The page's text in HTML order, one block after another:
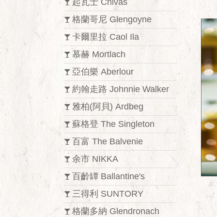
起瓦士 Chivas
格蘭哥尼 Glengoyne
卡爾里拉 Caol Ila
慕赫 Mortlach
亞伯樂 Aberlour
約翰走路 Johnnie Walker
雅柏(阿貝) Ardbeg
蘇格登 The Singleton
百富 The Balvenie
余市 NIKKA
百齡罈 Ballantine's
三得利 SUNTORY
格蘭多納 Glendronach